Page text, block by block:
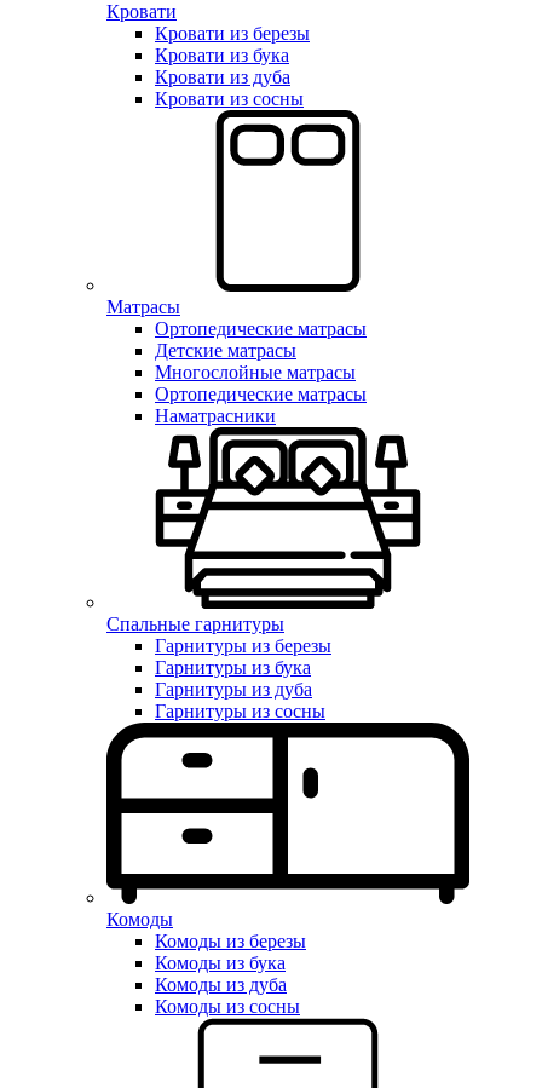
Кровати
Кровати из березы
Кровати из бука
Кровати из дуба
Кровати из сосны
Матрасы
Ортопедические матрасы
Детские матрасы
Многослойные матрасы
Ортопедические матрасы
Наматрасники
Спальные гарнитуры
Гарнитуры из березы
Гарнитуры из бука
Гарнитуры из дуба
Гарнитуры из сосны
Комоды
Комоды из березы
Комоды из бука
Комоды из дуба
Комоды из сосны